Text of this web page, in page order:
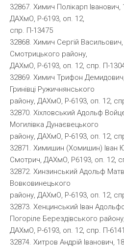
32867. Химич Полікарп Іванович,
ДАХмО, Р-6193, оп. 12,
спр. П-13475
32868. Химич Сергій
Смотрицького району,
ДАХмО, Р-6193, оп. 12, спр. П-
32869. Химич Трифон Демидович,
Гринівці Ружичнянського
району, ДАХмО, Р-6193, оп. 12,
32870. Хіхловський Адольф
Могилівка Дунаєвецького
району, ДАХмО, Р-6193, оп. 12,
32871. Химишин (Хомишин) Іван
Смотрич, ДАХмО, Р6193, оп. 12,
32872. Хинзинський Адольф
Вовковинецького
району, ДАХмО, Р-6193, оп. 12,
32873. Хенцинський Іван
Погоріле Берездівського району,
ДАХмО, Р-6193, оп. 12, спр. П-6141
32874. Хитров Андрій Іванович,